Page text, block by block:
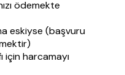
ödemekte
eskiyse (başvuru
için harcamayı